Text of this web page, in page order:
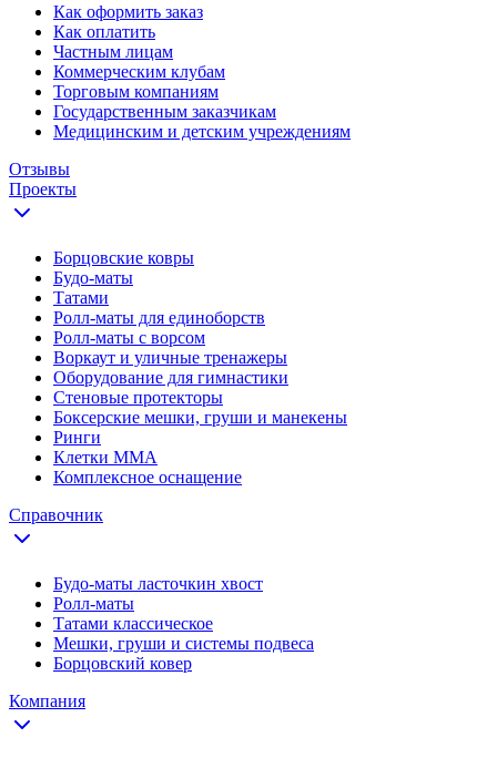
Как оформить заказ
Как оплатить
Частным лицам
Коммерческим клубам
Торговым компаниям
Государственным заказчикам
Медицинским и детским учреждениям
Отзывы
Проекты
Борцовские ковры
Будо-маты
Татами
Ролл-маты для единоборств
Ролл-маты с ворсом
Воркаут и уличные тренажеры
Оборудование для гимнастики
Стеновые протекторы
Боксерские мешки, груши и манекены
Ринги
Клетки ММА
Комплексное оснащение
Справочник
Будо-маты ласточкин хвост
Ролл-маты
Татами классическое
Мешки, груши и системы подвеса
Борцовский ковер
Компания